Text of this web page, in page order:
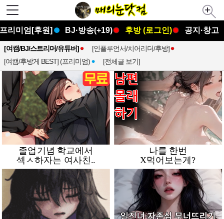
프리미엄[후원] BJ·방송(+19) 후방 (로그인) 공지·창고
[여캠/BJ/스트리머/유튜버]
[인플루언서/치어리더/후방]
[여캠/후방게 BEST] (프리미엄)
[전체글 보기]